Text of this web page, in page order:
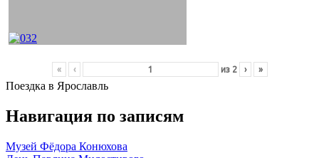
« ‹ из 2 › »
Поездка в Ярославль
Навигация по записям
Музей Фёдора Конюхова